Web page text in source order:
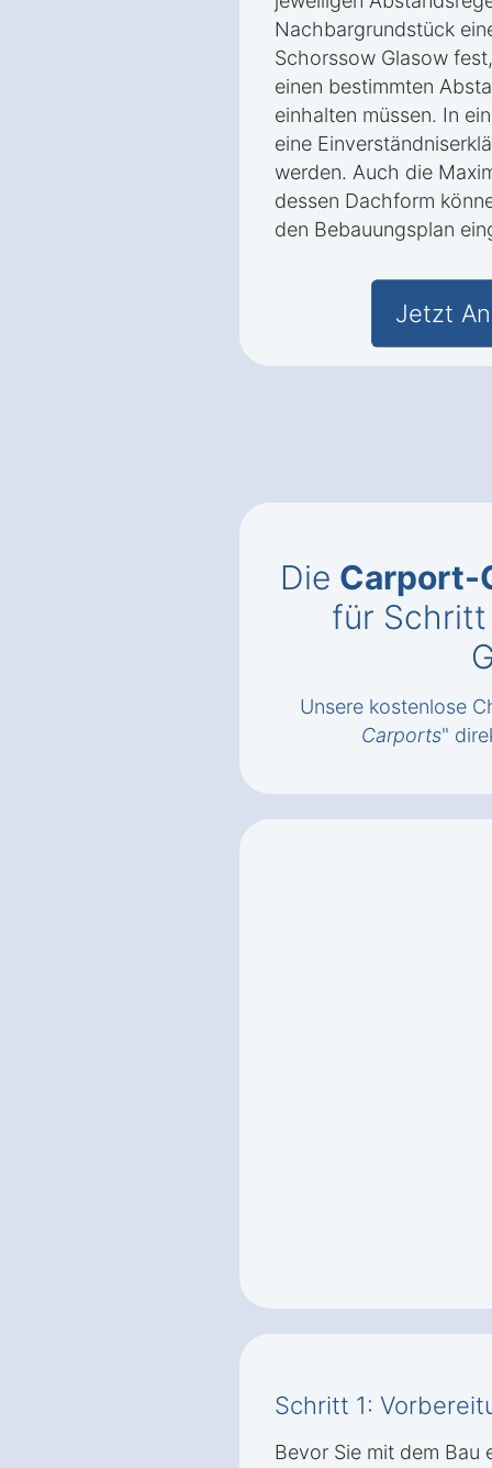
Nachbargrundstück
Schorssow Glasow
einen bestimmten
einhalten müssen. In
eine
werden. Auch die
dessen Dachform
den Bebauungsplan
Jetzt
Die Carport-
für
Unsere kostenlose
Carports"
Schritt 1:
Bevor Sie mit dem Bau